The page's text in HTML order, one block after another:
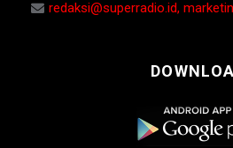
redaksi@superradio.id,